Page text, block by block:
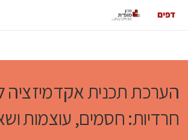
הערכת תכנית אקדמיזציה
חרדיות: חסמים, עוצמות